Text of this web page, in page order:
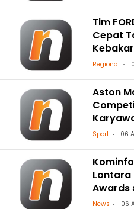
Tim
Cepat
Regional
Aston
Sport 06
Lontara
Awards
News 06